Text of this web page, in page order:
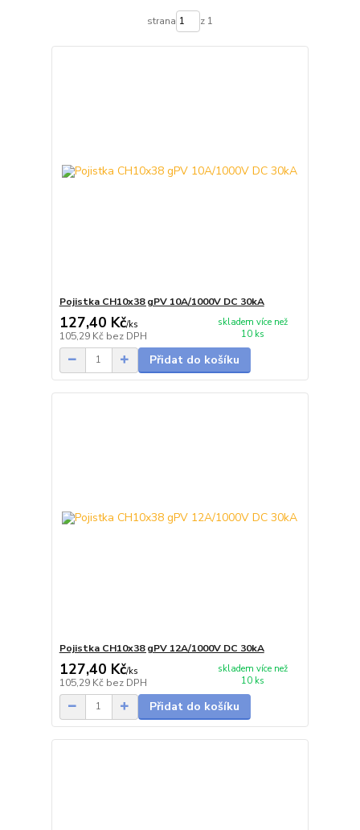
strana z 1
Pojistka CH10x38 gPV 10A/1000V DC 30kA
127,40 Kč/ks
105,29 Kč bez DPH
skladem více než
10 ks
Přidat do košíku
Pojistka CH10x38 gPV 12A/1000V DC 30kA
127,40 Kč/ks
105,29 Kč bez DPH
skladem více než
10 ks
Přidat do košíku